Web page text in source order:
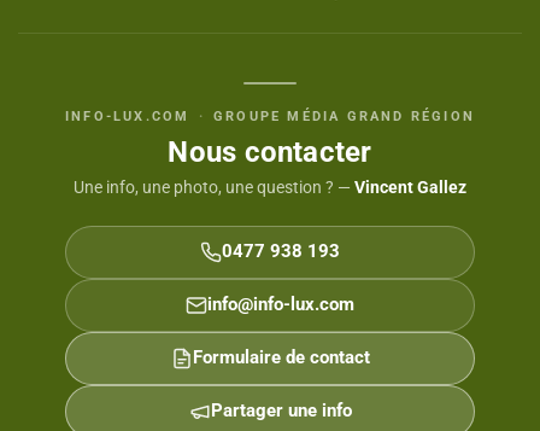
INFO-LUX.COM · GROUPE MÉDIA GRAND RÉGION
Nous contacter
Une info, une photo, une question ? — Vincent Gallez
0477 938 193
info@info-lux.com
Formulaire de contact
Partager une info